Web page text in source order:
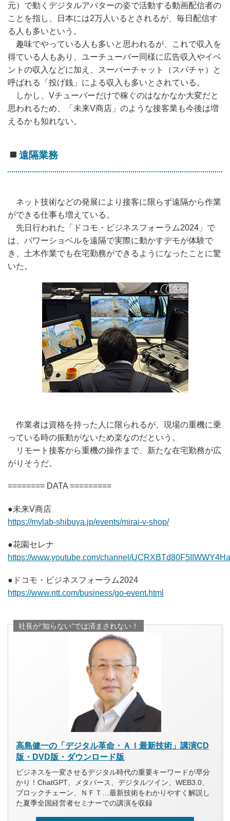
元）で動くデジタルアバターの姿で活動する動画配信者の
ことを指し、日本には2万人いるとされるが、毎日配信す
る人も多いという。
趣味でやっている人も多いと思われるが、これで収入を
得ている人もあり、ユーチューバー同様に広告収入やイベ
ントの収入などに加え、スーパーチャット（スパチャ）と
呼ばれる「投げ銭」による収入も多いとされている。
しかし、Vチューバーだけで稼ぐのはなかなか大変だと
思われるため、「未来V商店」のような接客業も今後は増
えるかも知れない。
遠隔業務
ネット技術などの発展により接客に限らず遠隔から作業
ができる仕事も増えている。
先日行われた「ドコモ・ビジネスフォーラム2024」で
は、パワーショベルを遠隔で実際に動かすデモが体験で
き、土木作業でも在宅勤務ができるようになったことに驚
いた。
作業者は資格を持った人に限られるが、現場の重機に乗
っている時の振動がないため楽なのだという。
リモート接客から重機の操作まで、新たな在宅勤務が広
がりそうだ。
======== DATA =========
●未来V商店
https://mylab-shibuya.jp/events/mirai-v-shop/
●花園セレナ
https://www.youtube.com/channel/
●ドコモ・ビジネスフォーラム2024
https://www.ntt.com/business/go-event.html
社長が“知らない”では済まされない！
高島健一の「デジタル革命・ＡＩ最新技術」講演CD
版・DVD版・ダウンロード版
ビジネスを一変させるデジタル時代の重要キーワードが早分
かり！ChatGPT、メタバース、デジタルツイン、WEB3.0、
ブロックチェーン、ＮＦＴ…最新技術をわかりやすく解説し
た夏季全国経営者セミナーでの講演を収録